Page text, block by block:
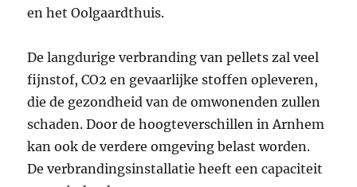
en het Oolgaardthuis.
De langdurige verbranding van pellets zal veel
fijnstof, CO2 en gevaarlijke stoffen opleveren,
die de gezondheid van de omwonenden zullen
schaden. Door de hoogteverschillen in Arnhem
kan ook de verdere omgeving belast worden.
De verbrandingsinstallatie heeft een capaciteit